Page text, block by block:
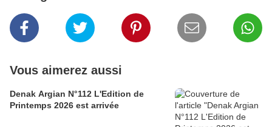
Vous aimerez aussi
Denak Argian N°112 L'Edition de
Printemps 2026 est arrivée